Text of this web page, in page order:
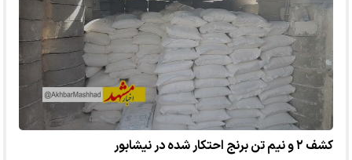
کشف ۲ و نیم تن برنج احتکار شده در نیشابور